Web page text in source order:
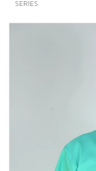
SERIES